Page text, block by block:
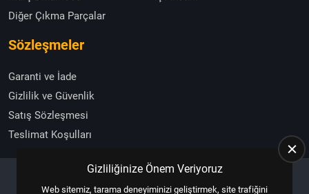
Diğer Çıkma Parçalar
Sözleşmeler
Garanti ve İade
Gizlilik ve Güvenlik
Satış Sözleşmesi
Teslimat Koşulları
Gizliliğinize Önem Veriyoruz
Web sitemiz, tarama deneyiminizi geliştirmek, site trafiğini